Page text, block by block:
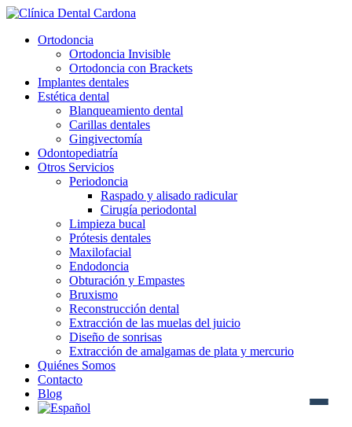
Saltar
contenidoOrtodoncia
Ortodoncia Invisible
Ortodoncia con Brackets
Implantes dentales
Estética dental
Blanqueamiento dental
Carillas dentales
Gingivectomía
Odontopediatría
Otros Servicios
Periodoncia
Raspado y alisado radicular
Cirugía periodontal
Limpieza bucal
Prótesis dentales
Maxilofacial
Endodoncia
Obturación y Empastes
Bruxismo
Reconstrucción dental
Extracción de las muelas del juicio
Diseño de sonrisas
Extracción de amalgamas de plata y mercurio
Quiénes Somos
Contacto
Blog